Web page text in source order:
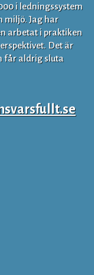
i ledningssystem
miljö. Jag har
arbetat i praktiken
Det är
får aldrig sluta